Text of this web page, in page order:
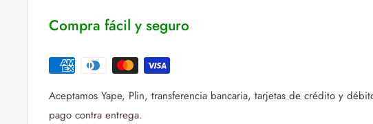
Compra fácil y seguro
Aceptamos Yape, Plin, transferencia bancaria, tarjetas de crédito y
pago contra entrega.